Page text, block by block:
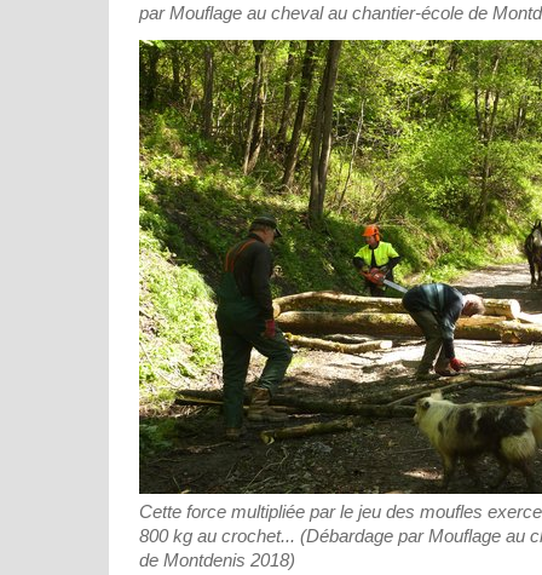
par Mouflage au cheval au chantier-école de
Cette force multipliée par le jeu des moufles
800 kg au crochet... (Débardage par Mouflage au
de Montdenis 2018)